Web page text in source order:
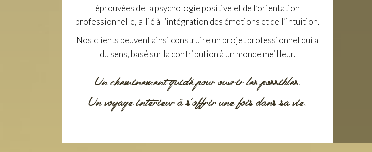
éprouvées de la psychologie positive et de l’orientation
professionnelle, allié à l’intégration des émotions et de l’intuition.
Nos clients peuvent ainsi construire un projet professionnel qui a
du sens, basé sur la contribution à un monde meilleur.
Un cheminement guidé pour ouvrir les possibles.
Un voyage intérieur à s'offrir une fois dans sa vie.